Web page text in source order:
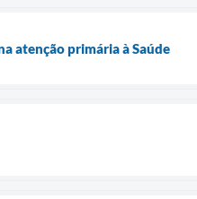
atenção primária à Saúde